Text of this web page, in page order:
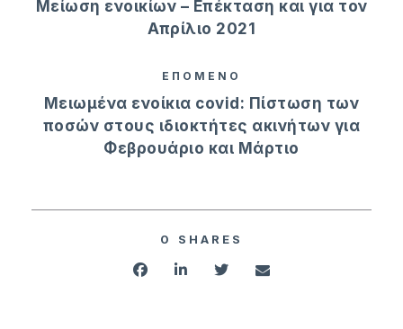
Μείωση ενοικίων – Επέκταση και για τον
Απρίλιο 2021
ΕΠΟΜΕΝΟ
Μειωμένα ενοίκια covid: Πίστωση των
ποσών στους ιδιοκτήτες ακινήτων για
Φεβρουάριο και Μάρτιο
0 SHARES